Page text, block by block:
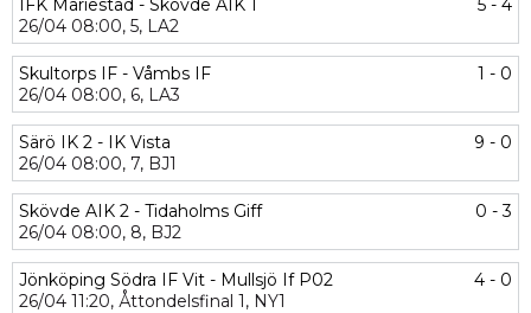
IFK Mariestad - Skövde AIK 1
5 - 4
26/04 08:00, 5, LA2
Skultorps IF - Våmbs IF
1 - 0
26/04 08:00, 6, LA3
Särö IK 2 - IK Vista
9 - 0
26/04 08:00, 7, BJ1
Skövde AIK 2 - Tidaholms Giff
0 - 3
26/04 08:00, 8, BJ2
Jönköping Södra IF Vit - Mullsjö If P02
4 - 0
26/04 11:20, Åttondelsfinal 1, NY1